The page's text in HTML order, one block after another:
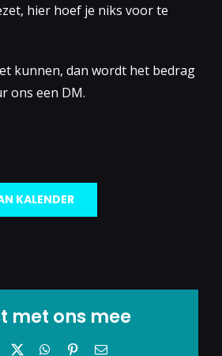
hier hoef je niks voor te
kunnen, dan wordt het bedrag
ons een DM.
KALENDER
met ons mee
Facebook WhatsApp
Pinterest
E-